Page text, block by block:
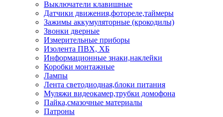
Выключатели клавишные
Датчики движения,фотореле,таймеры
Зажимы аккумуляторные (крокодилы)
Звонки дверные
Измерительные приборы
Изолента ПВХ, ХБ
Информационные знаки,наклейки
Коробки монтажные
Лампы
Лента светодиодная,блоки питания
Муляжи видеокамер,трубки домофона
Пайка,смазочные материалы
Патроны